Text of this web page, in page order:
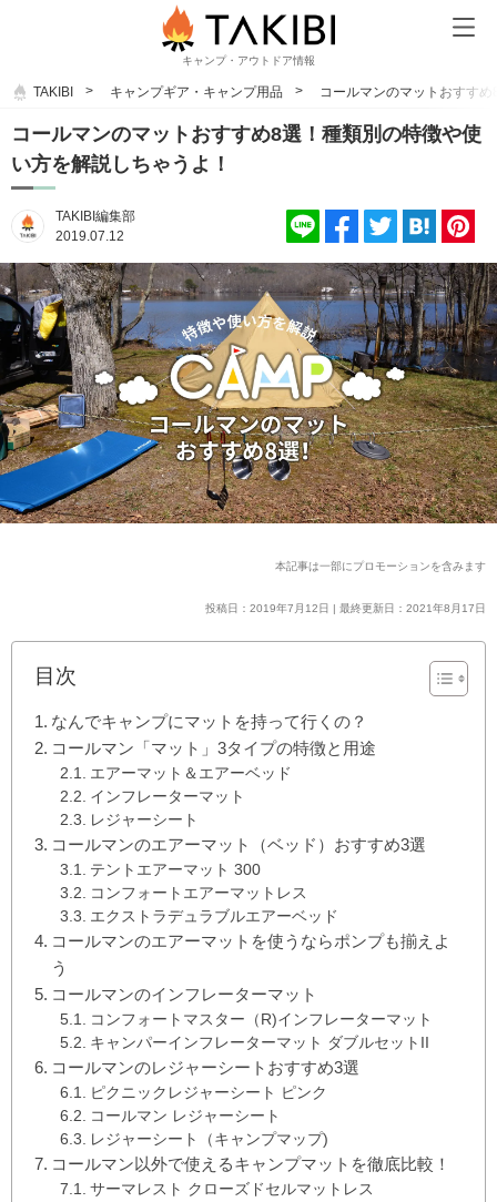
キャンプ・アウトドア情報
TAKIBI キャンプギア・キャンプ用品 コールマンのマットおすす
コールマンのマットおすすめ8選！種類別の特徴や使
い方を解説しちゃうよ！
TAKIBI編集部
2019.07.12
本記事は一部にプロモーションを含みます
投稿日：2019年7月12日 | 最終更新日：2021年8月17日
目次
なんでキャンプにマットを持って行くの？
コールマン「マット」3タイプの特徴と用途
エアーマット＆エアーベッド
インフレーターマット
レジャーシート
コールマンのエアーマット（ベッド）おすすめ3選
テントエアーマット 300
コンフォートエアーマットレス
エクストラデュラブルエアーベッド
コールマンのエアーマットを使うならポンプも揃えよ
う
コールマンのインフレーターマット
コンフォートマスター（R)インフレーターマット
キャンパーインフレーターマット ダブルセットII
コールマンのレジャーシートおすすめ3選
ピクニックレジャーシート ピンク
コールマン レジャーシート
レジャーシート（キャンプマップ)
コールマン以外で使えるキャンプマットを徹底比較！
サーマレスト クローズドセルマットレス